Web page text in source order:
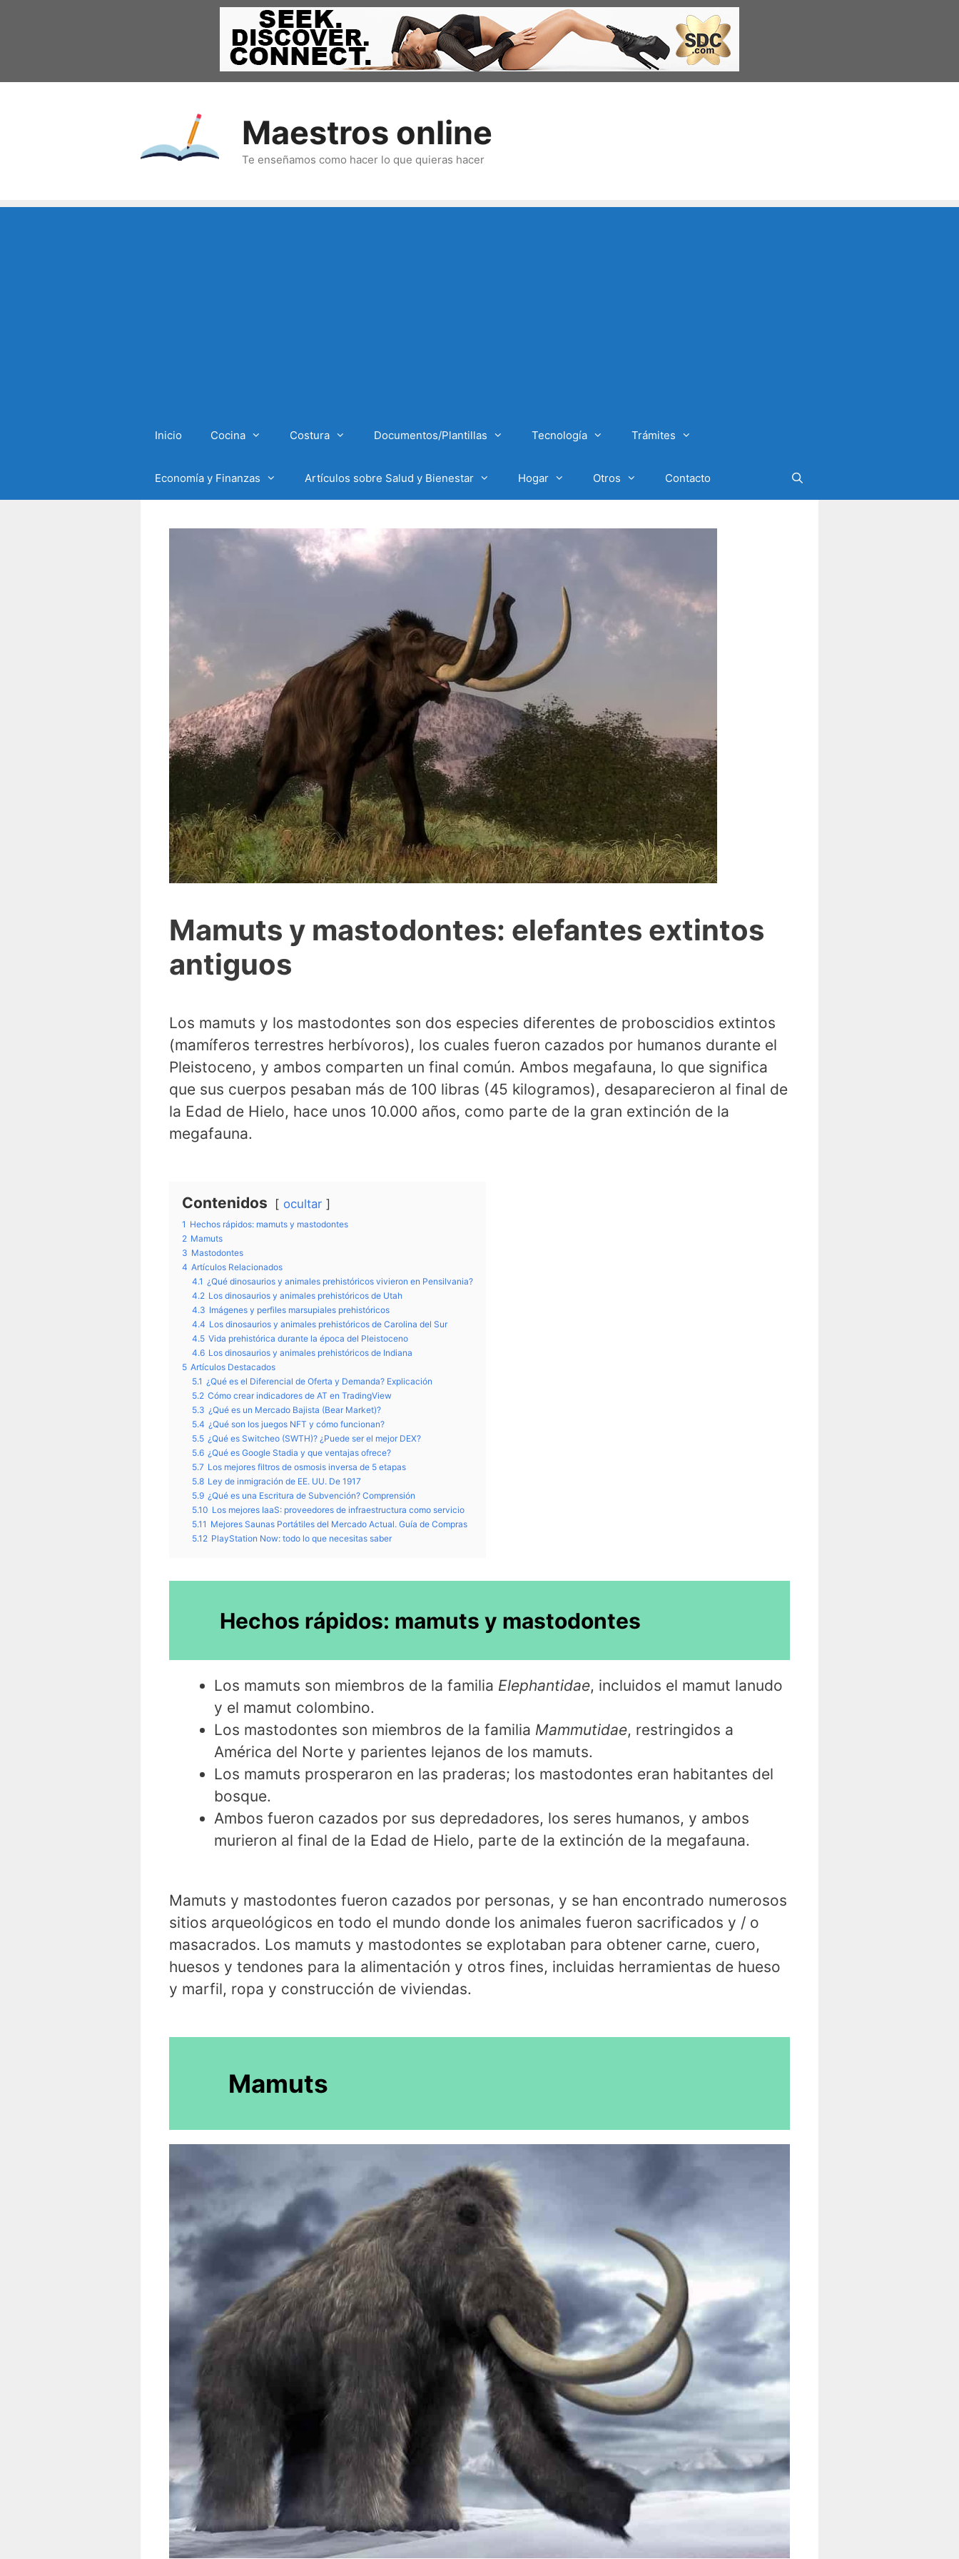
Maestros online
Te enseñamos como hacer lo que quieras hacer
Inicio Cocina Costura Documentos/Plantillas Tecnología Trámites
Economía y Finanzas Artículos sobre Salud y Bienestar Hogar Otros Contacto
Mamuts y mastodontes: elefantes extintos
antiguos
Los mamuts y los mastodontes son dos especies diferentes de proboscidios extintos
(mamíferos terrestres herbívoros), los cuales fueron cazados por humanos durante el
Pleistoceno, y ambos comparten un final común. Ambos megafauna, lo que significa
que sus cuerpos pesaban más de 100 libras (45 kilogramos), desaparecieron al final de
la Edad de Hielo, hace unos 10.000 años, como parte de la gran extinción de la
megafauna.
Contenidos ocultar
1 Hechos rápidos: mamuts y mastodontes
2 Mamuts
3 Mastodontes
4 Artículos Relacionados
4.1 ¿Qué dinosaurios y animales prehistóricos vivieron en Pensilvania?
4.2 Los dinosaurios y animales prehistóricos de Utah
4.3 Imágenes y perfiles marsupiales prehistóricos
4.4 Los dinosaurios y animales prehistóricos de Carolina del Sur
4.5 Vida prehistórica durante la época del Pleistoceno
4.6 Los dinosaurios y animales prehistóricos de Indiana
5 Artículos Destacados
5.1 ¿Qué es el Diferencial de Oferta y Demanda? Explicación
5.2 Cómo crear indicadores de AT en TradingView
5.3 ¿Qué es un Mercado Bajista (Bear Market)?
5.4 ¿Qué son los juegos NFT y cómo funcionan?
5.5 ¿Qué es Switcheo (SWTH)? ¿Puede ser el mejor DEX?
5.6 ¿Qué es Google Stadia y que ventajas ofrece?
5.7 Los mejores filtros de osmosis inversa de 5 etapas
5.8 Ley de inmigración de EE. UU. De 1917
5.9 ¿Qué es una Escritura de Subvención? Comprensión
5.10 Los mejores IaaS: proveedores de infraestructura como servicio
5.11 Mejores Saunas Portátiles del Mercado Actual. Guía de Compras
5.12 PlayStation Now: todo lo que necesitas saber
Hechos rápidos: mamuts y mastodontes
Los mamuts son miembros de la familia Elephantidae, incluidos el mamut lanudo
y el mamut colombino.
Los mastodontes son miembros de la familia Mammutidae, restringidos a
América del Norte y parientes lejanos de los mamuts.
Los mamuts prosperaron en las praderas; los mastodontes eran habitantes del
bosque.
Ambos fueron cazados por sus depredadores, los seres humanos, y ambos
murieron al final de la Edad de Hielo, parte de la extinción de la megafauna.
Mamuts y mastodontes fueron cazados por personas, y se han encontrado numerosos
sitios arqueológicos en todo el mundo donde los animales fueron sacrificados y / o
masacrados. Los mamuts y mastodontes se explotaban para obtener carne, cuero,
huesos y tendones para la alimentación y otros fines, incluidas herramientas de hueso
y marfil, ropa y construcción de viviendas.
Mamuts